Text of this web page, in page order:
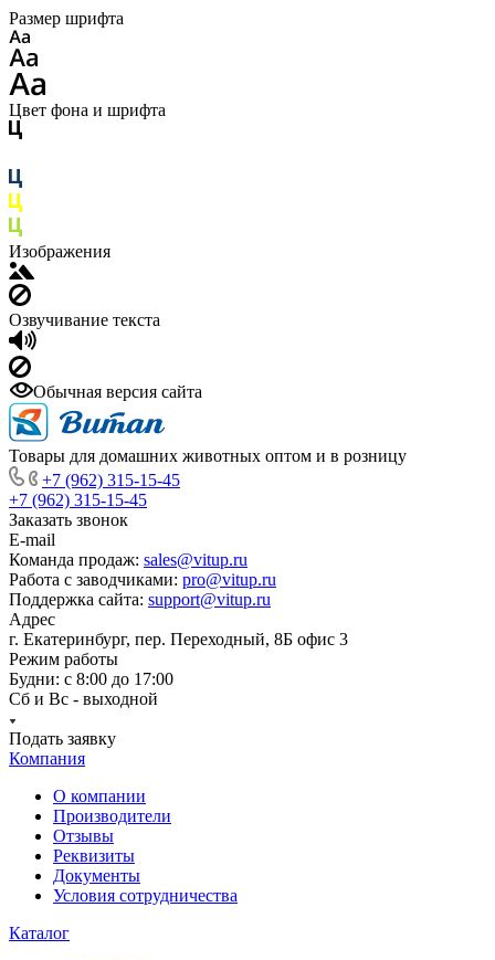
Размер шрифта
Цвет фона и шрифта
Изображения
Озвучивание текста
Обычная версия сайта
Товары для домашних животных оптом и в розницу
+7 (962) 315-15-45
+7 (962) 315-15-45
Заказать звонок
E-mail
Команда продаж: sales@vitup.ru
Работа с заводчиками: pro@vitup.ru
Поддержка сайта: support@vitup.ru
Адрес
г. Екатеринбург, пер. Переходный, 8Б офис 3
Режим работы
Будни: с 8:00 до 17:00
Сб и Вс - выходной
Подать заявку
Компания
О компании
Производители
Отзывы
Реквизиты
Документы
Условия сотрудничества
Каталог